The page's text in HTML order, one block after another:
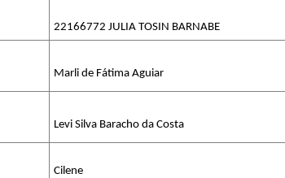
22166772 JULIA TOSIN BARNABE
Marli de Fátima Aguiar
Levi Silva Baracho da Costa
Cilene